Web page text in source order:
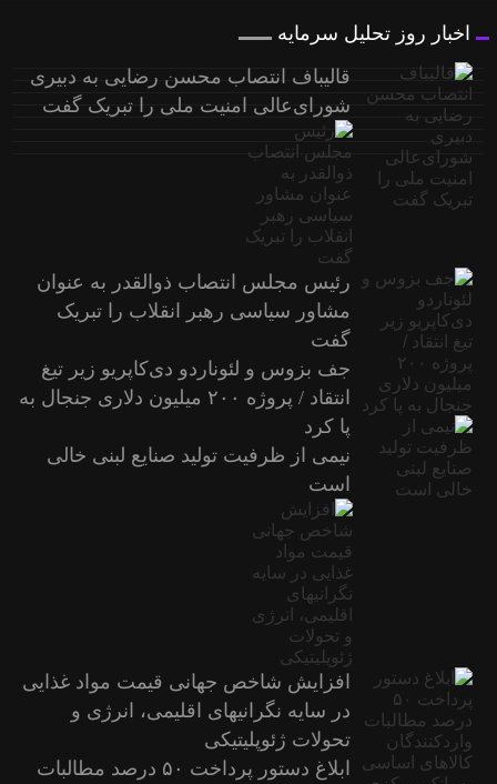
اخبار روز تحلیل سرمایه
قالیباف انتصاب محسن رضایی به دبیری
شورای‌عالی امنیت ملی را تبریک گفت
رئیس مجلس انتصاب ذوالقدر به عنوان
مشاور سیاسی رهبر انقلاب را تبریک
گفت
جف بزوس و لئوناردو دی‌کاپریو زیر تیغ
انتقاد / پروژه ۲۰۰ میلیون دلاری جنجال به
پا کرد
نیمی از ظرفیت تولید صنایع لبنی خالی
است
افزایش شاخص جهانی قیمت مواد غذایی
در سایه نگرانیهای اقلیمی، انرژی و
تحولات ژئوپلیتیکی
ابلاغ دستور پرداخت ۵۰ درصد مطالبات